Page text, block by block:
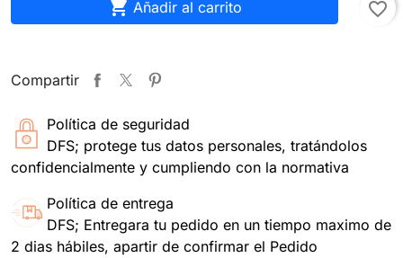
 Añadir al carrito favorite_border
Compartir
Política de seguridad
DFS; protege tus datos personales, tratándolos
confidencialmente y cumpliendo con la normativa
Política de entrega
DFS; Entregara tu pedido en un tiempo maximo de
2 dias hábiles, apartir de confirmar el Pedido